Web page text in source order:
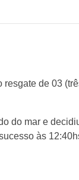
de 03
do mar e
às